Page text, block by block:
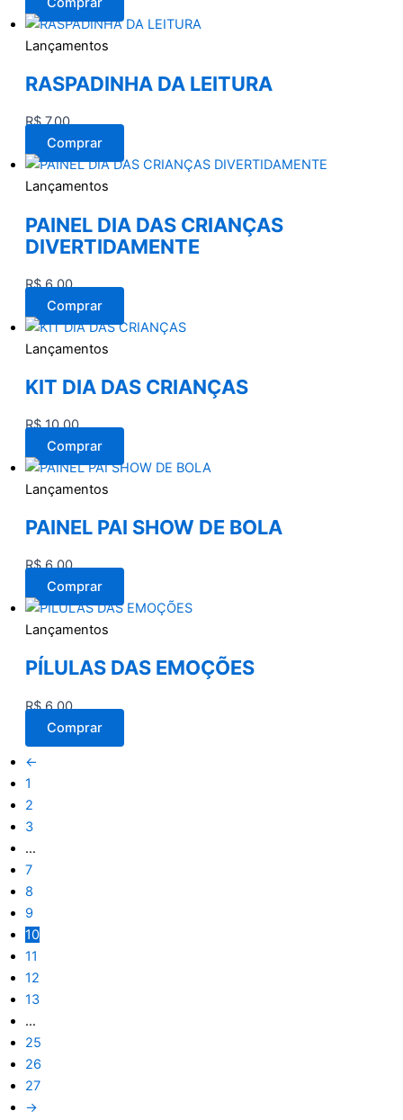
Lançamentos
RASPADINHA DA LEITURA
R$7,00
Comprar
Lançamentos
PAINEL DIA DAS CRIANÇAS
DIVERTIDAMENTE
R$6,00
Comprar
Lançamentos
KIT DIA DAS CRIANÇAS
R$10,00
Comprar
Lançamentos
PAINEL PAI SHOW DE BOLA
R$6,00
Comprar
Lançamentos
PÍLULAS DAS EMOÇÕES
R$6,00
Comprar
←
1
2
3
…
7
8
9
10
11
12
13
…
25
26
27
→